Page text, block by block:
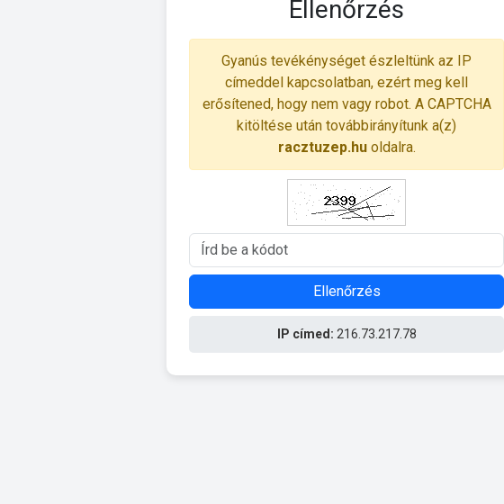
Ellenőrzés
Gyanús tevékénységet észleltünk az IP
címeddel kapcsolatban, ezért meg kell
erősítened, hogy nem vagy robot. A CAPTCHA
kitöltése után továbbirányítunk a(z)
racztuzep.huoldalra.
Ellenőrzés
IP címed: 216.73.217.78